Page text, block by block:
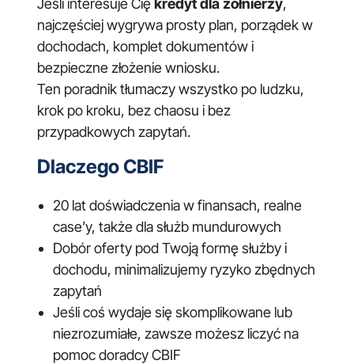
najczęściej wygrywa prosty plan, porządek w
dochodach, komplet dokumentów i
bezpieczne złożenie wniosku.
Ten poradnik tłumaczy wszystko po ludzku,
krok po kroku, bez chaosu i bez
przypadkowych zapytań.
Dlaczego CBIF
20 lat doświadczenia w finansach, realne
case’y, także dla służb mundurowych
Dobór oferty pod Twoją formę służby i
dochodu, minimalizujemy ryzyko zbędnych
zapytań
Jeśli coś wydaje się skomplikowane lub
niezrozumiałe, zawsze możesz liczyć na
pomoc doradcy CBIF